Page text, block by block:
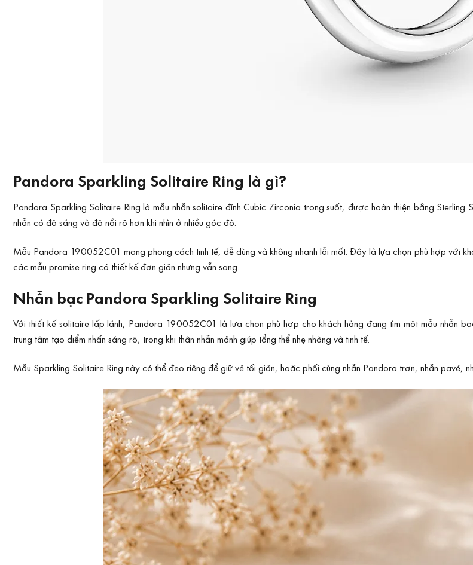
Pandora Sparkling Solitaire Ring là gì?
Pandora Sparkling Solitaire Ring là mẫu nhẫn solitaire đính Cubic Zirconia trong suốt, được hoàn thiện bằng
nhẫn có độ sáng và độ nổi rõ hơn khi nhìn ở nhiều góc độ.
Mẫu Pandora 190052C01 mang phong cách tinh tế, dễ dùng và không nhanh lỗi mốt. Đây là lựa chọn phù hợp với
các mẫu promise ring có thiết kế đơn giản nhưng vẫn sang.
Nhẫn bạc Pandora Sparkling Solitaire Ring
Với thiết kế solitaire lấp lánh, Pandora 190052C01 là lựa chọn phù hợp cho khách hàng đang tìm một mẫu nhẫn
trung tâm tạo điểm nhấn sáng rõ, trong khi thân nhẫn mảnh giúp tổng thể nhẹ nhàng và tinh tế.
Mẫu Sparkling Solitaire Ring này có thể đeo riêng để giữ vẻ tối giản, hoặc phối cùng nhẫn Pandora trơn, nhẫn pavé,